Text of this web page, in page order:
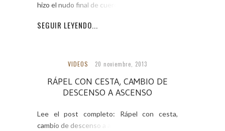
hizo el nudo final de cuerda. Que
SEGUIR LEYENDO...
VIDEOS 20 noviembre, 2013
RÁPEL CON CESTA, CAMBIO DE
DESCENSO A ASCENSO
Lee el post completo: Rápel con cesta,
cambio de descenso a ascenso